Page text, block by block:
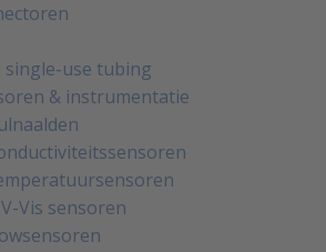
use tubing
& instrumentatie
Vis sensoren